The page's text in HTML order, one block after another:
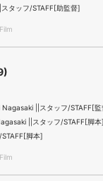
タッフ/STAFF[助監督]
||スタッフ/STAFF[監
||スタッフ/STAFF[脚
脚本]